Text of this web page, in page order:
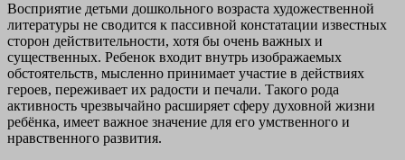
Восприятие детьми дошкольного возраста художественной
литературы не сводится к пассивной констатации известных
сторон действительности, хотя бы очень важных и
существенных. Ребенок входит внутрь изображаемых
обстоятельств, мысленно принимает участие в действиях
героев, переживает их радости и печали. Такого рода
активность чрезвычайно расширяет сферу духовной жизни
ребёнка, имеет важное значение для его умственного и
нравственного развития.